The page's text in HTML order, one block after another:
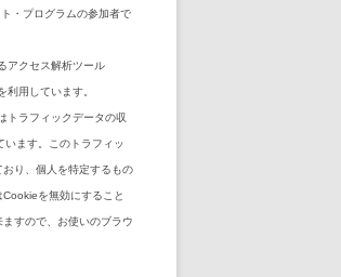
・プログラムの参加者で
アクセス解析ツール
利用しています。
トラフィックデータの収
います。このトラフィッ
り、個人を特定するもの
を無効にすること
すので、お使いのブラウ